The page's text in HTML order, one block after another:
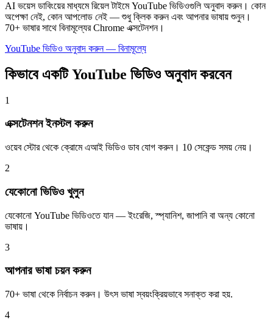
AI ভয়েস ডাবিংয়ের মাধ্যমে রিয়েল টাইমে YouTube ভিডিওগুলি অনুবাদ করুন। কোন
অপেক্ষা নেই, কোন আপলোড নেই — শুধু ক্লিক করুন এবং আপনার ভাষায় শুনুন।
70+ ভাষার সাথে বিনামূল্যের Chrome এক্সটেনশন।
YouTube ভিডিও অনুবাদ করুন — বিনামূল্যে
কিভাবে একটি YouTube ভিডিও অনুবাদ করবেন
1
এক্সটেনশন ইনস্টল করুন
ওয়েব স্টোর থেকে ক্রোমে এআই ভিডিও ডাব যোগ করুন। 10 সেকেন্ড সময় নেয়।
2
যেকোনো ভিডিও খুলুন
যেকোনো YouTube ভিডিওতে যান — ইংরেজি, স্প্যানিশ, জাপানি বা অন্য কোনো
ভাষায়।
3
আপনার ভাষা চয়ন করুন
70+ ভাষা থেকে নির্বাচন করুন। উৎস ভাষা স্বয়ংক্রিয়ভাবে সনাক্ত করা হয়.
4